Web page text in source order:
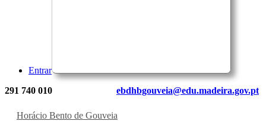
Entrar
291 740 010 ebdhbgouveia@edu.madeira.gov.pt
Horácio Bento de Gouveia